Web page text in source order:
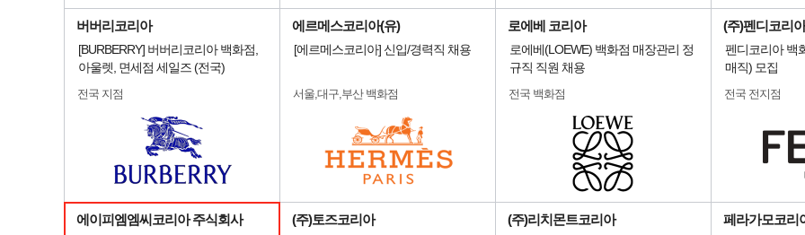
버버리코리아
[BURBERRY] 버버리코리아 백화점,
아울렛, 면세점 세일즈 (전국)
전국 지점
에르메스코리아(유)
[에르메스코리아] 신입/경력직 채용
서울,대구,부산 백화점
로에베 코리아
로에베(LOEWE) 백화점 매장관리 정
규직 직원 채용
전국 백화점
(주)펜디코리아
펜디코리아 백
매직) 모집
전국 전지점
에이피엠엠씨코리아 주식회사 (주)토즈코리아 (주)리치몬트코리아 페라가모코리